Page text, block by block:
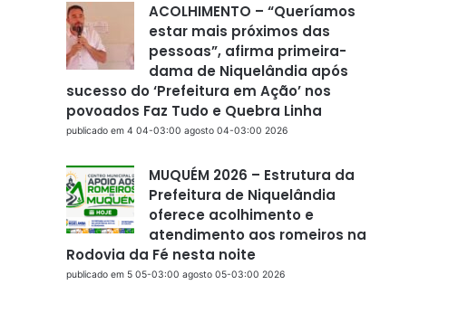
ACOLHIMENTO – “Queríamos
estar mais próximos das
pessoas”, afirma primeira-
dama de Niquelândia após
sucesso do ‘Prefeitura em Ação’ nos
povoados Faz Tudo e Quebra Linha
publicado em 4 04-03:00 agosto 04-03:00 2026
MUQUÉM 2026 – Estrutura da
Prefeitura de Niquelândia
oferece acolhimento e
atendimento aos romeiros na
Rodovia da Fé nesta noite
publicado em 5 05-03:00 agosto 05-03:00 2026